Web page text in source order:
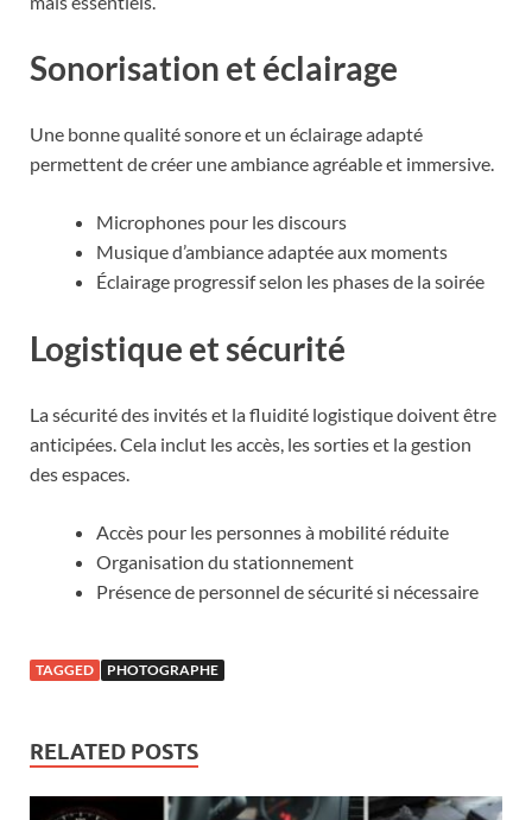
Sonorisation et éclairage
Une bonne qualité sonore et un éclairage adapté
permettent de créer une ambiance agréable et immersive.
Microphones pour les discours
Musique d’ambiance adaptée aux moments
Éclairage progressif selon les phases de la soirée
Logistique et sécurité
La sécurité des invités et la fluidité logistique doivent être
anticipées. Cela inclut les accès, les sorties et la gestion
des espaces.
Accès pour les personnes à mobilité réduite
Organisation du stationnement
Présence de personnel de sécurité si nécessaire
TAGGED PHOTOGRAPHE
RELATED POSTS